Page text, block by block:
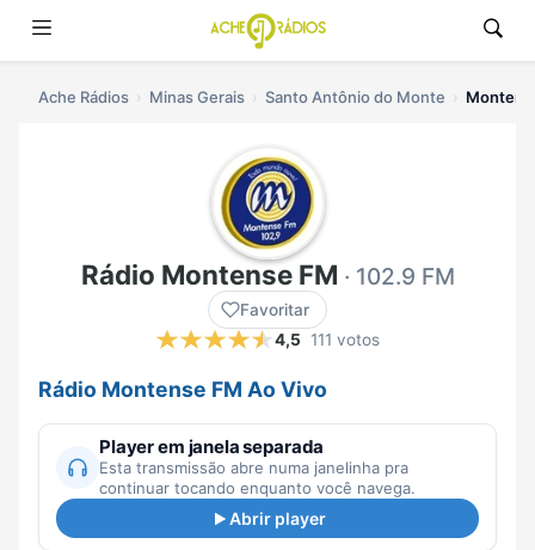
Ache Rádios Minas Gerais Santo Antônio do Monte
Rádio Montense FM · 102.9 FM
Favoritar
4,5
111 votos
Rádio Montense FM Ao Vivo
Player em janela separada
Esta transmissão abre numa janelinha pra
continuar tocando enquanto você navega.
Abrir player